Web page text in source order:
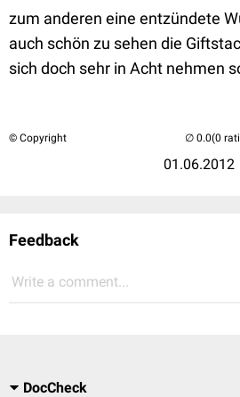
zum anderen eine entzündete
auch schön zu sehen die
sich doch sehr in Acht nehmen
© Copyright
01.06.2012
(0
Feedback
Write a comment...
DocCheck